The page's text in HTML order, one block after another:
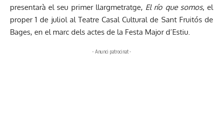
presentarà el seu primer llargmetratge, El río que somos, el
proper 1 de juliol al Teatre Casal Cultural de Sant Fruitós de
Bages, en el marc dels actes de la Festa Major d’Estiu.
- Anunci patrocinat -